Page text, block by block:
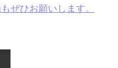
ぜひお願いします。